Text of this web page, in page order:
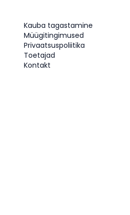
Kauba tagastamine
Müügitingimused
Privaatsuspoliitika
Toetajad
Kontakt